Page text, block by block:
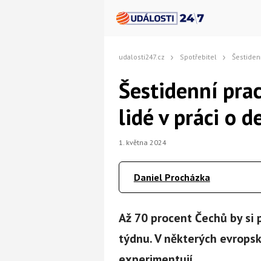
udalosti247.cz Spotřebitel Šestidenní
Šestidenní
lidé v práci o
1. května 2024
Daniel Procházka
Až 70 procent Čechů by
týdnu. V některých